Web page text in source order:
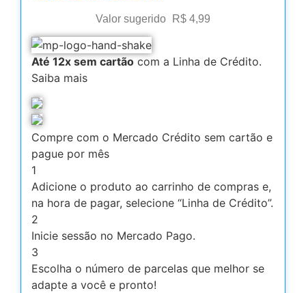
Valor sugerido R$ 4,99
Até 12x sem cartão com a Linha de Crédito.
Saiba mais
Compre com o Mercado Crédito sem cartão e
pague por mês
1
Adicione o produto ao carrinho de compras e,
na hora de pagar, selecione “Linha de Crédito”.
2
Inicie sessão no Mercado Pago.
3
Escolha o número de parcelas que melhor se
adapte a você e pronto!